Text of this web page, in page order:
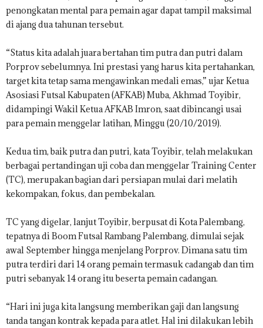
penongkatan mental para pemain agar dapat tampil maksimal
di ajang dua tahunan tersebut.
“Status kita adalah juara bertahan tim putra dan putri dalam
Porprov sebelumnya. Ini prestasi yang harus kita pertahankan,
target kita tetap sama mengawinkan medali emas,” ujar Ketua
Asosiasi Futsal Kabupaten (AFKAB) Muba, Akhmad Toyibir,
didampingi Wakil Ketua AFKAB Imron, saat dibincangi usai
para pemain menggelar latihan, Minggu (20/10/2019).
Kedua tim, baik putra dan putri, kata Toyibir, telah melakukan
berbagai pertandingan uji coba dan menggelar Training Center
(TC), merupakan bagian dari persiapan mulai dari melatih
kekompakan, fokus, dan pembekalan.
TC yang digelar, lanjut Toyibir, berpusat di Kota Palembang,
tepatnya di Boom Futsal Rambang Palembang, dimulai sejak
awal September hingga menjelang Porprov. Dimana satu tim
putra terdiri dari 14 orang pemain termasuk cadangab dan tim
putri sebanyak 14 orang itu beserta pemain cadangan.
“Hari ini juga kita langsung memberikan gaji dan langsung
tanda tangan kontrak kepada para atlet. Hal ini dilakukan lebih